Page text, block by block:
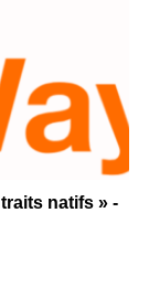
natifs » -